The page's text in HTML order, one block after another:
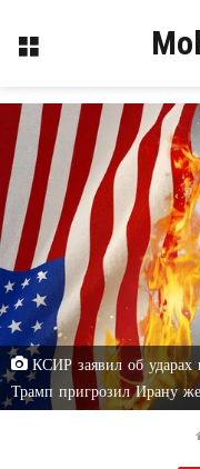
Меню
КСИР заявил об
Трамп пригрозил Ирану